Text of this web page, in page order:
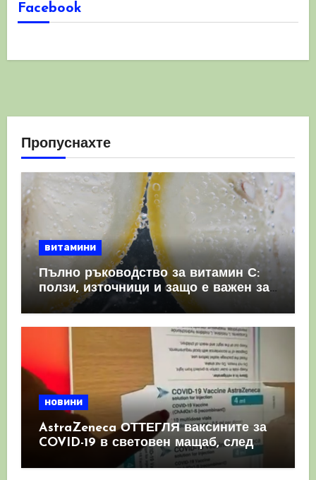
Facebook
Пропуснахте
витамини
Пълно ръководство за витамин С:
ползи, източници и защо е важен за
имунната система
новини
AstraZeneca ОТТЕГЛЯ ваксините за
COVID-19 в световен мащаб, след
като призна, че те причиняват
КРЪВНИ съсиреци